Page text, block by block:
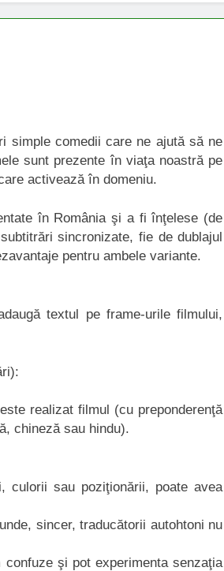
simple comedii care ne ajută să ne
sunt prezente în viaţa noastră pe
activează în domeniu.
în România şi a fi înţelese (de
sincronizate, fie de dublajul
pentru ambele variante.
textul pe frame-urile filmului,
realizat filmul (cu preponderenţă
chineză sau hindu).
culorii sau poziţionării, poate avea
sincer, traducătorii autohtoni nu
şi pot experimenta senzaţia